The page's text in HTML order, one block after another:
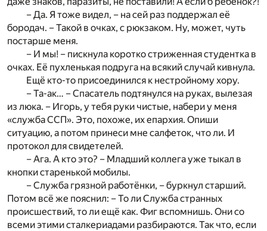
– Да. Я тоже видел, – на сей раз поддержал её
бородач. – Такой в очках, с рюкзаком. Ну, может, чуть
постарше меня.
– И мы! – пискнула коротко стриженная студентка в
очках. Её пухленькая подруга на всякий случай кивнула.
Ещё кто-то присоединился к нестройному хору.
– Та-ак… – Спасатель подтянулся на руках, вылезая
из люка. – Игорь, у тебя руки чистые, набери у меня
«служба ССП». Это, похоже, их епархия. Опиши
ситуацию, а потом принеси мне салфеток, что ли. И
протокол для свидетелей.
– Ага. А кто это? – Младший коллега уже тыкал в
кнопки старенькой мобилы.
– Служба грязной работёнки, – буркнул старший.
Потом всё же пояснил: – То ли Служба странных
происшествий, то ли ещё как. Фиг вспомнишь. Они со
всеми этими сталкериадами разбираются. Так что, если